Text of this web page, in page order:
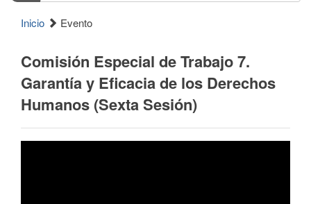
Inicio Evento
Comisión Especial de Trabajo 7.
Garantía y Eficacia de los Derechos
Humanos (Sexta Sesión)